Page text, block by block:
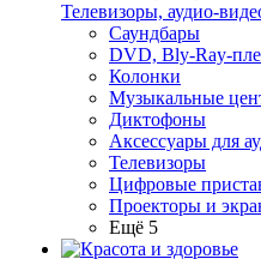
Телевизоры, аудио-
Саундбары
DVD, Bly-Ray-
Колонки
Музыкальные
Диктофоны
Аксессуары для
Телевизоры
Цифровые
Проекторы и
Ещё 5